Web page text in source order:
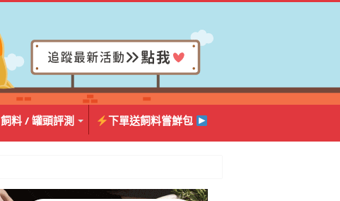
飼料 / 罐頭評測 下單送飼料嘗鮮包